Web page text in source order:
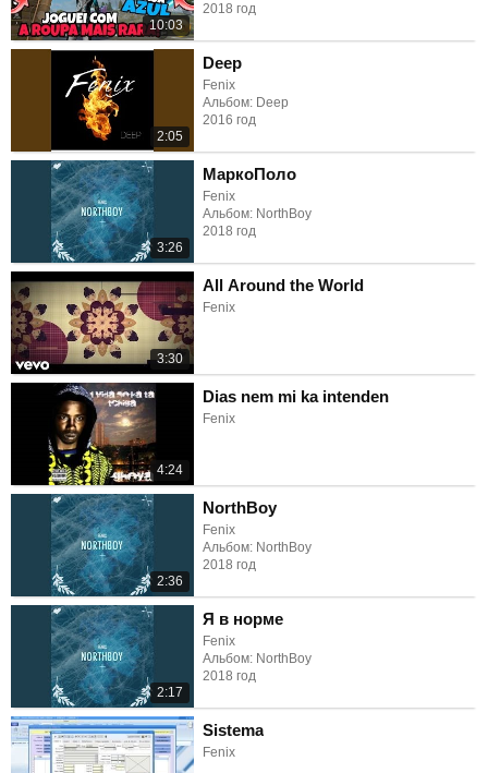
10:03
2018 год
2:05
Deep
Fenix
Альбом: Deep
2016 год
3:26
МаркоПоло
Fenix
Альбом: NorthBoy
2018 год
3:30
All Around the World
Fenix
4:24
Dias nem mi ka intenden
Fenix
2:36
NorthBoy
Fenix
Альбом: NorthBoy
2018 год
2:17
Я в норме
Fenix
Альбом: NorthBoy
2018 год
Sistema
Fenix